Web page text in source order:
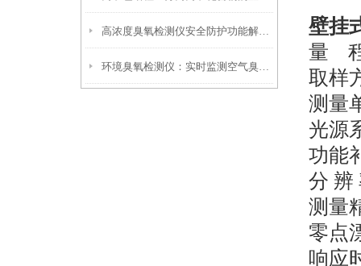
高浓度臭氧检测仪安全防护功能解析：超量程报警、防爆设计与使用注意事项
环境臭氧检测仪：实时监测空气臭氧浓度更可靠
壁挂
量
取样
测量
光源
功能
分 辨
测量
零点
响应